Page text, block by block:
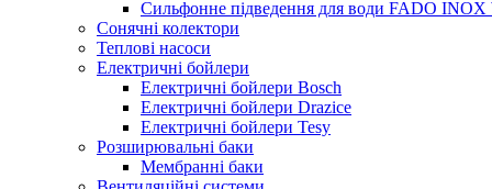
Сильфонне підведення для води FADO INOX
Сонячні колектори
Теплові насоси
Електричні бойлери
Електричні бойлери Bosch
Електричні бойлери Drazice
Електричні бойлери Tesy
Розширювальні баки
Мембранні баки